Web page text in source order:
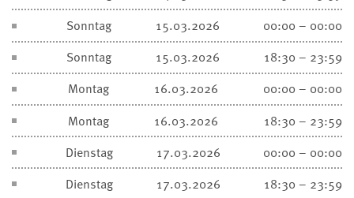
Sonntag
15.03.2026
00:00 – 00:00
Sonntag
15.03.2026
18:30 – 23:59
Montag
16.03.2026
00:00 – 00:00
Montag
16.03.2026
18:30 – 23:59
Dienstag
17.03.2026
00:00 – 00:00
Dienstag
17.03.2026 18:30 – 23:59